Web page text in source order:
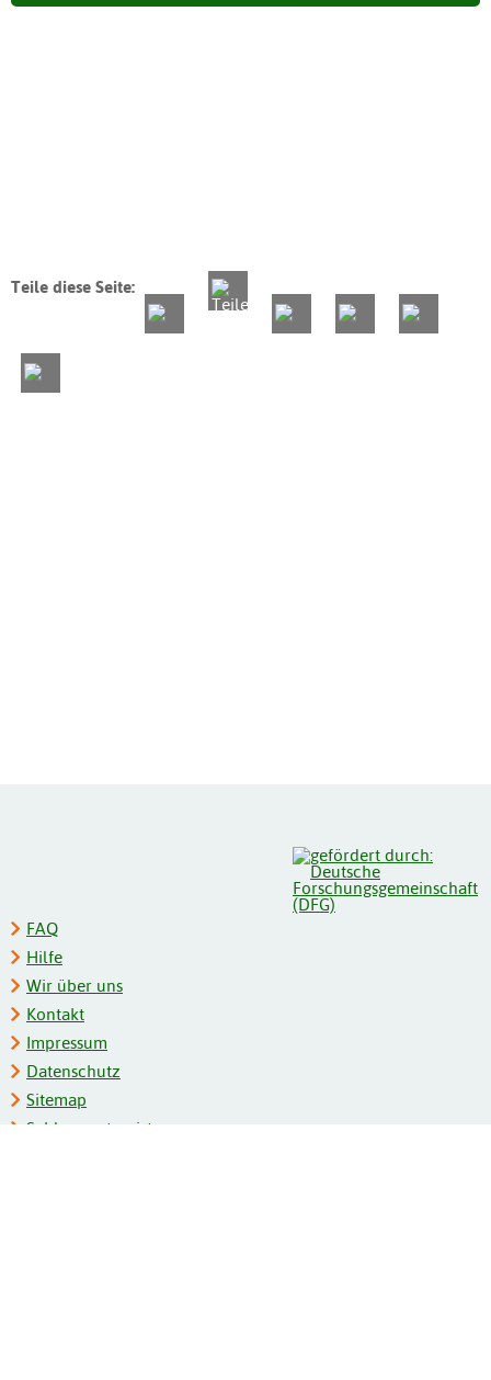
Teile diese Seite:
FAQ
Hilfe
Wir über uns
Kontakt
Impressum
Datenschutz
Sitemap
Schlagwortregister